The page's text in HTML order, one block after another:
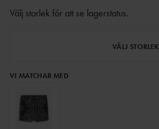
Välj storlek för att se lagerstatus.
VÄLJ STORLEK
VI MATCHAR MED